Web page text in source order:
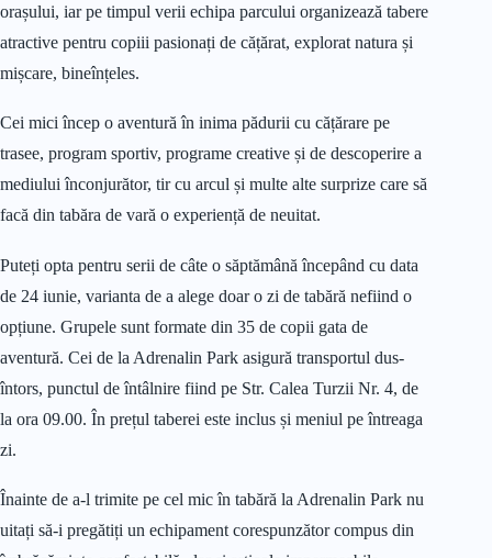
orașului, iar pe timpul verii echipa parcului organizează tabere
atractive pentru copiii pasionați de cățărat, explorat natura și
mișcare, bineînțeles.
Cei mici încep o aventură în inima pădurii cu cățărare pe
trasee, program sportiv, programe creative și de descoperire a
mediului înconjurător, tir cu arcul și multe alte surprize care să
facă din tabăra de vară o experiență de neuitat.
Puteți opta pentru serii de câte o săptămână începând cu data
de 24 iunie, varianta de a alege doar o zi de tabără nefiind o
opțiune. Grupele sunt formate din 35 de copii gata de
aventură. Cei de la Adrenalin Park asigură transportul dus-
întors, punctul de întâlnire fiind pe Str. Calea Turzii Nr. 4, de
la ora 09.00. În prețul taberei este inclus și meniul pe întreaga
zi.
Înainte de a-l trimite pe cel mic în tabără la Adrenalin Park nu
uitați să-i pregătiți un echipament corespunzător compus din